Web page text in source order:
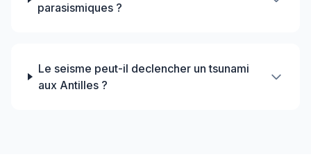
parasismiques ?
Le seisme peut-il declencher un tsunami
aux Antilles ?